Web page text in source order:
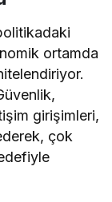
ortamda
girişimleri,
çok